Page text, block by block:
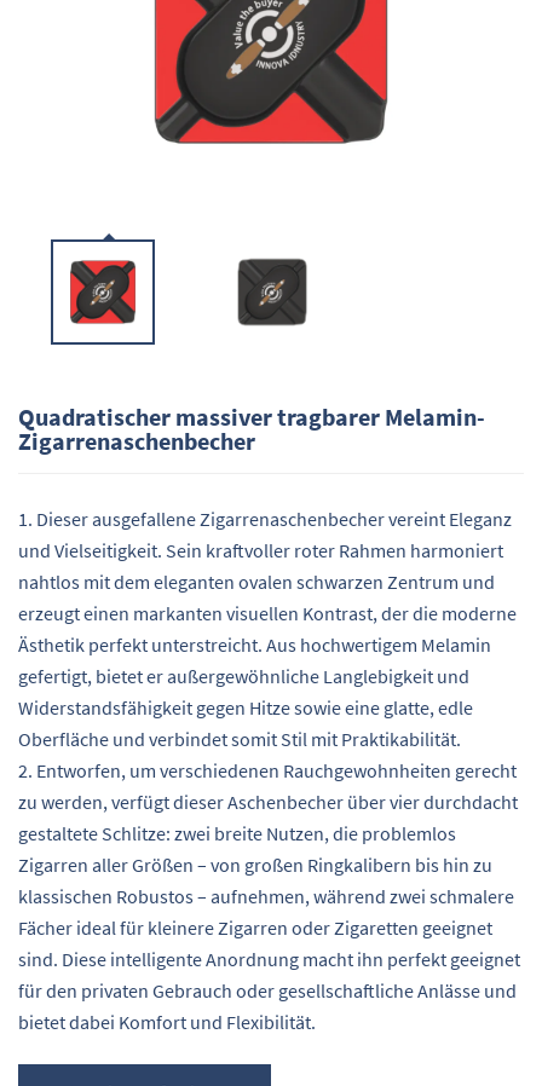
Quadratischer massiver tragbarer Melamin-
Zigarrenaschenbecher
1. Dieser ausgefallene Zigarrenaschenbecher vereint Eleganz
und Vielseitigkeit. Sein kraftvoller roter Rahmen harmoniert
nahtlos mit dem eleganten ovalen schwarzen Zentrum und
erzeugt einen markanten visuellen Kontrast, der die moderne
Ästhetik perfekt unterstreicht. Aus hochwertigem Melamin
gefertigt, bietet er außergewöhnliche Langlebigkeit und
Widerstandsfähigkeit gegen Hitze sowie eine glatte, edle
Oberfläche und verbindet somit Stil mit Praktikabilität.
2. Entworfen, um verschiedenen Rauchgewohnheiten gerecht
zu werden, verfügt dieser Aschenbecher über vier durchdacht
gestaltete Schlitze: zwei breite Nutzen, die problemlos
Zigarren aller Größen – von großen Ringkalibern bis hin zu
klassischen Robustos – aufnehmen, während zwei schmalere
Fächer ideal für kleinere Zigarren oder Zigaretten geeignet
sind. Diese intelligente Anordnung macht ihn perfekt geeignet
für den privaten Gebrauch oder gesellschaftliche Anlässe und
bietet dabei Komfort und Flexibilität.